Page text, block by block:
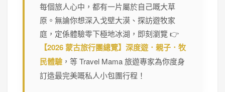
每個旅人心中，都有一片屬於自己嘅大草
原。無論你想深入戈壁大漠、探訪遊牧家
庭，定係體驗零下極地冰湖，即刻瀏覽 👉
【2026 蒙古旅行團總覽】深度遊．親子．牧
民體驗 ，等 Travel Mama 旅遊專家為你度身
訂造最完美嘅私人小包團行程！